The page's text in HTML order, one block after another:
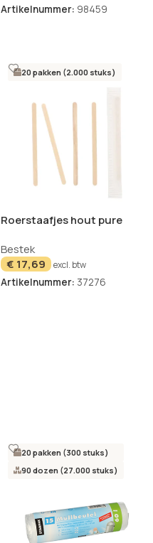
Artikelnummer: 98459
20 pakken (2.000 stuks)
Roerstaafjes hout pure
Bestek
€ 17,69 excl. btw
Artikelnummer: 37276
20 pakken (300 stuks)
90 dozen (27.000 stuks)